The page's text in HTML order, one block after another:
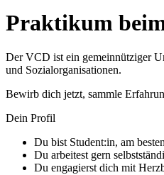
Praktikum
Der VCD ist ein gemeinnütziger
und Sozialorganisationen.
Bewirb dich jetzt, sammle
Dein Profil
Du bist Student:in, am
Du arbeitest gern
Du engagierst dich mit